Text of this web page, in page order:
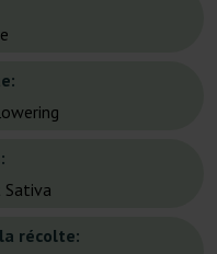
Sativa
récolte: